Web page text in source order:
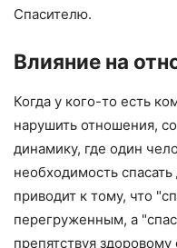
Спасителю.
Влияние на
Когда у кого-то есть
нарушить отношения,
динамику, где один
необходимость
приводит к тому, что
перегруженным, а
препятствуя